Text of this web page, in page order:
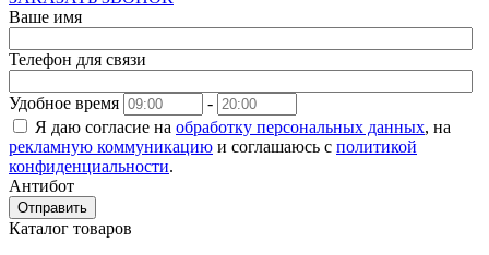
Ваше имя
Телефон для связи
Удобное время
-
Я даю согласие на обработку персональных данных, на
рекламную коммуникацию и соглашаюсь с политикой
конфиденциальности.
Антибот
Отправить
Каталог товаров